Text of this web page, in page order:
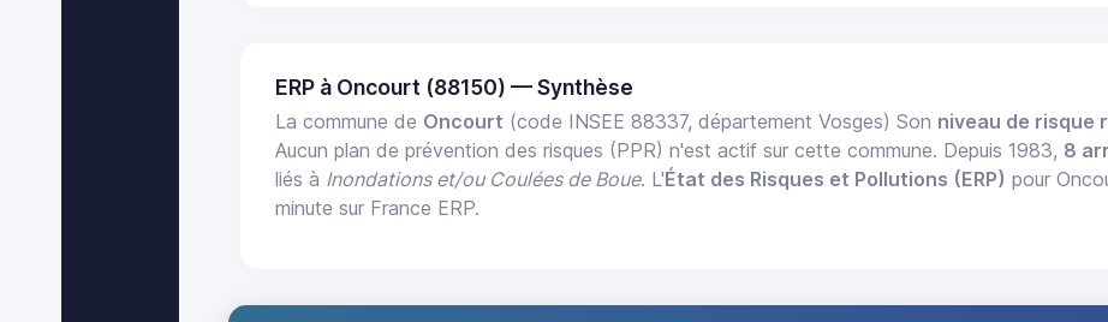
ERP à Oncourt (88150) — Synthèse
La commune de Oncourt (code INSEE 88337, département Vosges) Son niveau de risque
Aucun plan de prévention des risques (PPR) n'est actif sur cette commune. Depuis 1983, 8
liés à Inondations et/ou Coulées de Boue. L'État des Risques et Pollutions (ERP) pour
minute sur France ERP.